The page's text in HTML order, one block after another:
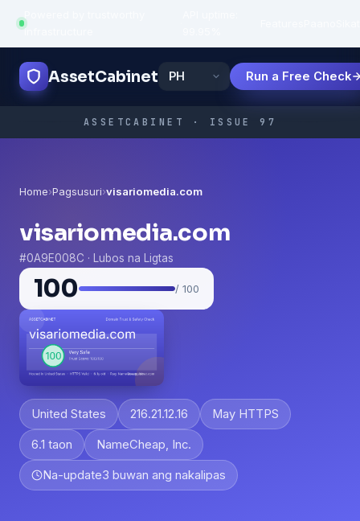
infrastructure
AssetCabinet Run a Free Check
ASSETCABINET · ISSUE 97
Home›Pagsusuri›visariomedia.com
visariomedia.com
#0A9E008C · Lubos na Ligtas
100 / 100
United States 216.21.12.16 May HTTPS
6.1 taon NameCheap, Inc.
Na-update3 buwan ang nakalipas